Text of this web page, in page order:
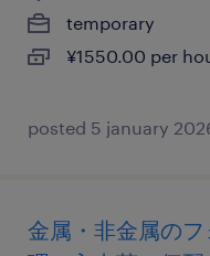
temporary
¥1550.00 per
posted 5 january
金属・非金属の